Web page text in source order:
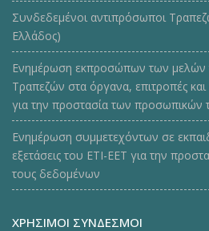
Συνδεδεμένοι αντιπρόσωποι
Ελλάδος)
Ενημέρωση εκπροσώπων των μελών
Τραπεζών στα όργανα, επιτροπές
για την προστασία των προσωπικών
Ενημέρωση συμμετεχόντων σε
εξετάσεις του ΕΤΙ-ΕΕΤ για την
τους δεδομένων
ΧΡΗΣΙΜΟΙ ΣΥΝΔΕΣΜΟΙ